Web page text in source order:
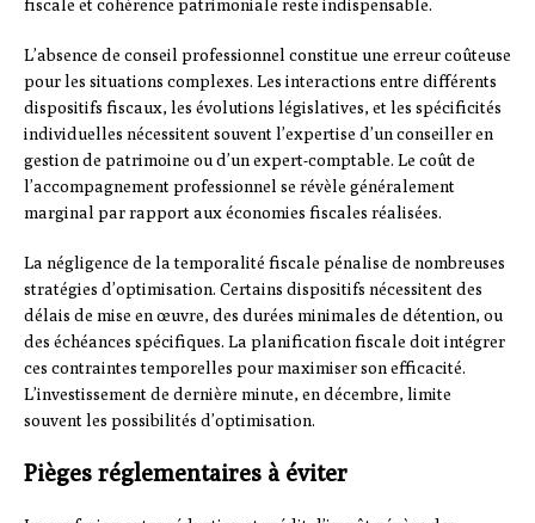
fiscale et cohérence patrimoniale reste indispensable.
L’absence de conseil professionnel constitue une erreur coûteuse
pour les situations complexes. Les interactions entre différents
dispositifs fiscaux, les évolutions législatives, et les spécificités
individuelles nécessitent souvent l’expertise d’un conseiller en
gestion de patrimoine ou d’un expert-comptable. Le coût de
l’accompagnement professionnel se révèle généralement
marginal par rapport aux économies fiscales réalisées.
La négligence de la temporalité fiscale pénalise de nombreuses
stratégies d’optimisation. Certains dispositifs nécessitent des
délais de mise en œuvre, des durées minimales de détention, ou
des échéances spécifiques. La planification fiscale doit intégrer
ces contraintes temporelles pour maximiser son efficacité.
L’investissement de dernière minute, en décembre, limite
souvent les possibilités d’optimisation.
Pièges réglementaires à éviter